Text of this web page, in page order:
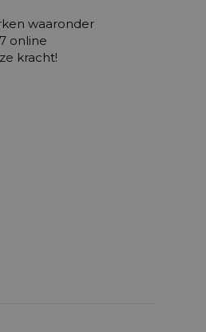
waaronder
online
kracht!